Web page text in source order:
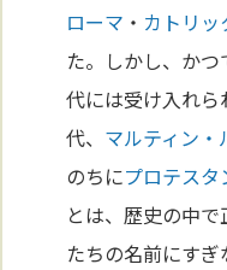
ローマ ・ カトリッ
た。しかし、かつ
代には受け入れら
代、 マルティン・
のちにプロテスタ
とは、歴史の中
たちの名前にすぎ